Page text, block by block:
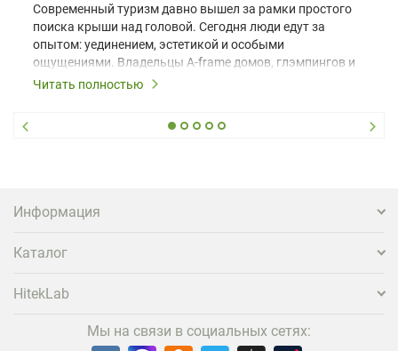
Современный туризм давно вышел за рамки простого
поиска крыши над головой. Сегодня люди едут за
опытом: уединением, эстетикой и особыми
ощущениями. Владельцы A-frame домов, глэмпингов и
шале понимают, что конкуренция растет, и
вернуться и поделиться впечатлениями в соцсетях,
проектора.
Читать полностью
Информация
Каталог
HitekLab
Мы на связи в социальных сетях: